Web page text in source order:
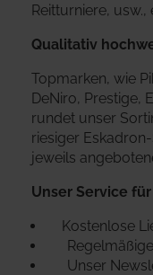
Reitturniere,
Qualitativ
Topmarken, wie
DeNiro, Prestige,
rundet unser
riesiger
jeweils
Unser Service
Kostenlose
Regelmäßige
Unser